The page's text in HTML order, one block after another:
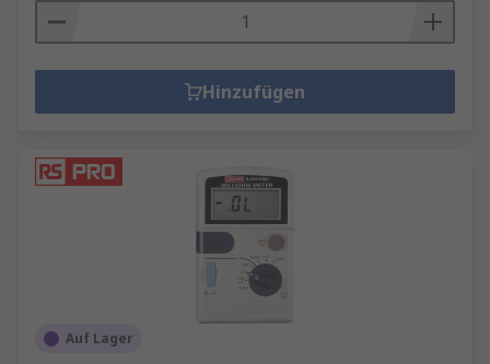
Hinzufügen
Auf Lager